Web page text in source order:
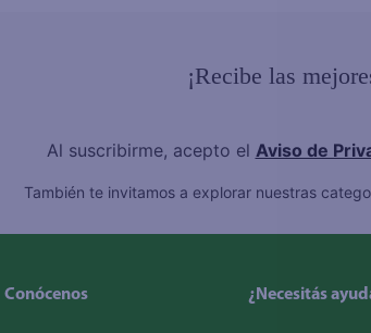
¡Recibe las
Al suscribirme, acepto el Aviso de
También te invitamos a explorar nuestras
Conócenos ¿Necesitás